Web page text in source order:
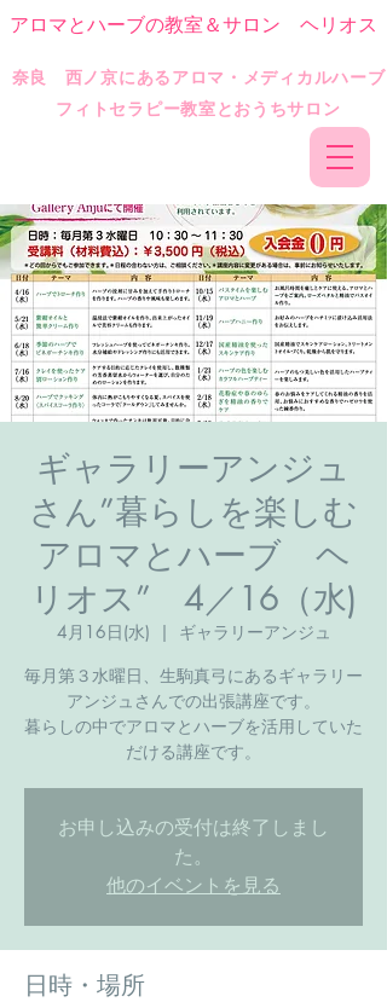
​奈良 西ノ京にあるアロマ・メディカルハーブ
フィトセラピー教室とおうちサロン
アロマとハーブの教室＆サロン ヘリオス
ギャラリーアンジュ
さん”暮らしを楽しむ
アロマとハーブ ヘ
リオス” 4／16（水)
4月16日(水)
  |
ギャラリーアンジュ
毎月第３水曜日、生駒真弓にあるギャラリー
アンジュさんでの出張講座です。
暮らしの中でアロマとハーブを活用していた
だける講座です。
お申し込みの受付は終了しまし
た。
他のイベントを見る
日時・場所